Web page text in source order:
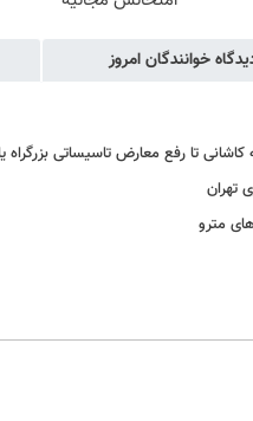
خوانندگان امروز
تهران
مترو